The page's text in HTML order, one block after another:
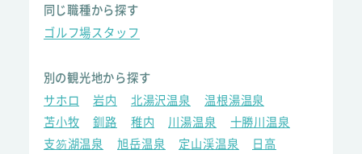
同じ職種から探す
ゴルフ場スタッフ
別の観光地から探す
サホロ
岩内 北湯沢温泉
温根湯温泉
苫小牧
釧路 稚内 川湯温泉
十勝川温泉
支笏湖温泉
旭岳温泉 定山渓温泉
日高